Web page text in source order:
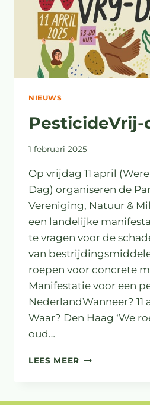
NIEUWS
PesticideVrij-
1 februari 2025
Op vrijdag 11 april
Dag) organiseren de
Vereniging, Natuur &
een landelijke
te vragen voor de
van
roepen voor concrete
Manifestatie voor een
NederlandWanneer? 11
Waar? Den Haag ‘We
oud…
LEES MEER PESTICIDEVRIJ-